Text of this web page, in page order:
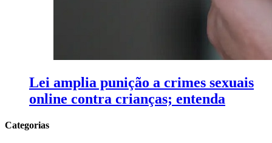
Lei amplia punição a crimes sexuais
online contra crianças; entenda
Categorias